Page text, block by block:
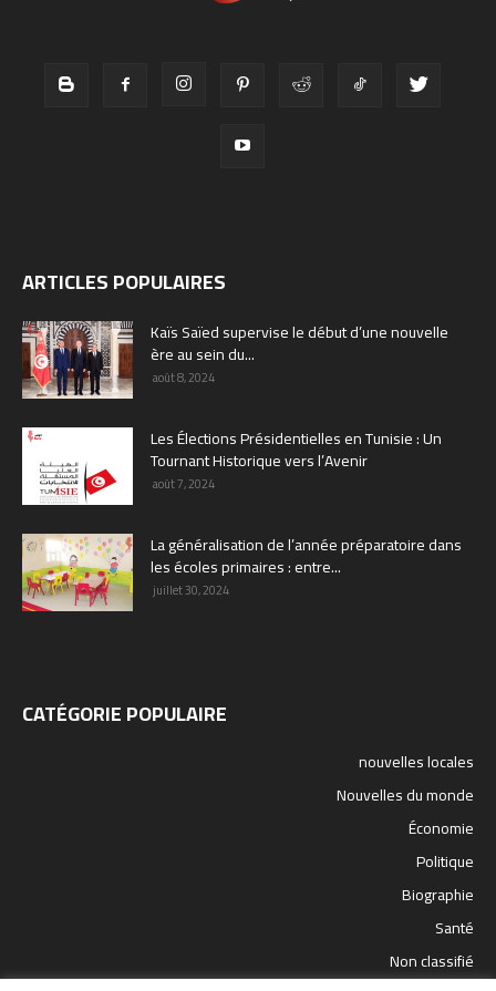
ARTICLES POPULAIRES
Kaïs Saïed supervise le début d’une nouvelle
ère au sein du...
août 8, 2024
Les Élections Présidentielles en Tunisie : Un
Tournant Historique vers l’Avenir
août 7, 2024
La généralisation de l’année préparatoire dans
les écoles primaires : entre...
juillet 30, 2024
CATÉGORIE POPULAIRE
nouvelles locales
Nouvelles du monde
Économie
Politique
Biographie
Santé
Non classifié